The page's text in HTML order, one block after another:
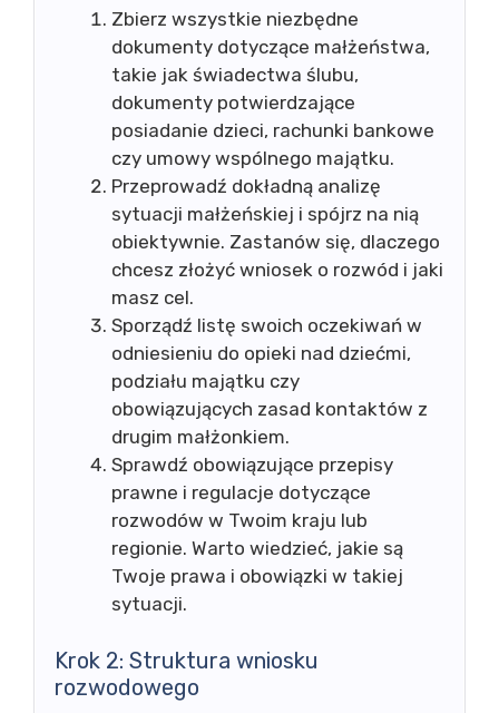
Zbierz wszystkie niezbędne
dokumenty dotyczące małżeństwa,
takie jak świadectwa ślubu,
dokumenty potwierdzające
posiadanie dzieci, rachunki bankowe
czy umowy wspólnego majątku.
Przeprowadź dokładną analizę
sytuacji małżeńskiej i spójrz na nią
obiektywnie. Zastanów się, dlaczego
chcesz złożyć wniosek o rozwód i jaki
masz cel.
Sporządź listę swoich oczekiwań w
odniesieniu do opieki nad dziećmi,
podziału majątku czy
obowiązujących zasad kontaktów z
drugim małżonkiem.
Sprawdź obowiązujące przepisy
prawne i regulacje dotyczące
rozwodów w Twoim kraju lub
regionie. Warto wiedzieć, jakie są
Twoje prawa i obowiązki w takiej
sytuacji.
Krok 2: Struktura wniosku
rozwodowego